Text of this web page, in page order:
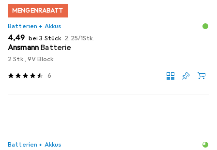
MENGENRABATT
Batterien + Akkus
EUR
4,49 bei 3 Stück EUR
2,25/1Stk.
Ansmann Batterie
2 Stk., 9V Block
6
Batterien + Akkus